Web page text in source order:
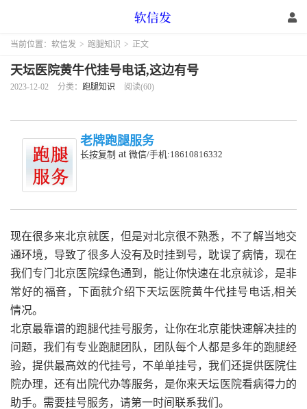
当前位置： 软信发 > 跑腿知识 > 正文
天坛医院黄牛代挂号电话,这边有号
2023-12-02 分类： 跑腿知识 阅读(60)
老牌跑腿服务
长按复制 at 微信/手机:18610816332
现在很多来北京就医，但是对北京很不熟悉，不了解当地交
通环境，导致了很多人没有及时挂到号，耽误了病情，现在
我们专门北京医院绿色通到，能让你快速在北京就诊，是非
常好的福音，下面就介绍下天坛医院黄牛代挂号电话,相关
情况。
北京最靠谱的跑腿代挂号服务，让你在北京能快速解决挂的
问题，我们有专业跑腿团队，团队每个人都是多年的跑腿经
验，提供最高效的代挂号，不单单挂号，我们还提供医院住
院办理，还有出院代办等服务，是你来天坛医院看病得力的
助手。需要挂号服务，请第一时间联系我们。